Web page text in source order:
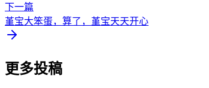
下一篇
堇宝大笨蛋，算了，堇宝天天开心
更多投稿